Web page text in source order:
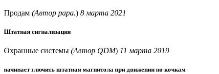
Продам (Автор papa.) 8 марта 2021
Штатная сигнализация
Охранные системы (Автор QDM) 11 марта 2019
начинает глючить штатная магнитола при движении по кочкам